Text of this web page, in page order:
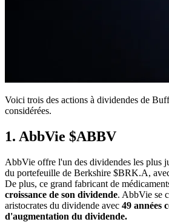
Voici trois des actions à dividendes de
considérées.
1. AbbVie $ABBV
AbbVie offre l'un des dividendes les plus
du portefeuille de Berkshire $BRK.A,
De plus, ce grand fabricant de
croissance de son dividende. AbbVie se
aristocrates du dividende avec 49 années
d'augmentation du dividende.